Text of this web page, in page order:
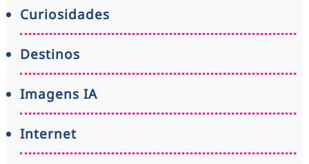
Curiosidades
Destinos
Imagens IA
Internet